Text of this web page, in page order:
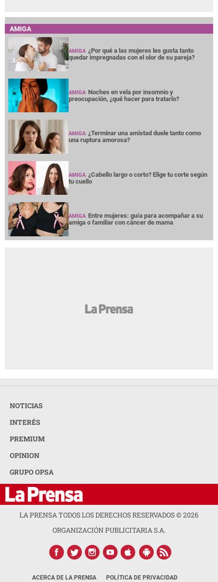
AMIGA
AMIGA ¿Por qué a las mujeres les gusta tanto
quedar impregnadas con el olor de su pareja?
AMIGA Noches en vela por insomnio y
preocupación, ¿qué hacer para tratarlo?
AMIGA ¿Terminar una amistad duele tanto como
una ruptura amorosa?
AMIGA ¿Cabello largo o corto? Elige tu corte según
tu cuello
AMIGA Entre mujeres: guía para acompañar a su
amiga o familiar con cáncer de mama
NOTICIAS
INTERÉS
PREMIUM
OPINION
GRUPO OPSA
LA PRENSA TODOS LOS DERECHOS RESERVADOS ©2026
ORGANIZACIÓN PUBLICITARIA S.A.
ACERCA DE LA PRENSA POLÍTICA DE PRIVACIDAD